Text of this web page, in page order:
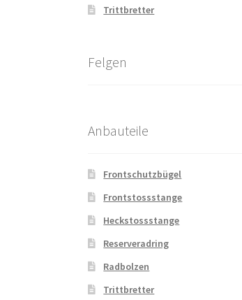
Trittbretter
Felgen
Anbauteile
Frontschutzbügel
Frontstossstange
Heckstossstange
Reserveradring
Radbolzen
Trittbretter